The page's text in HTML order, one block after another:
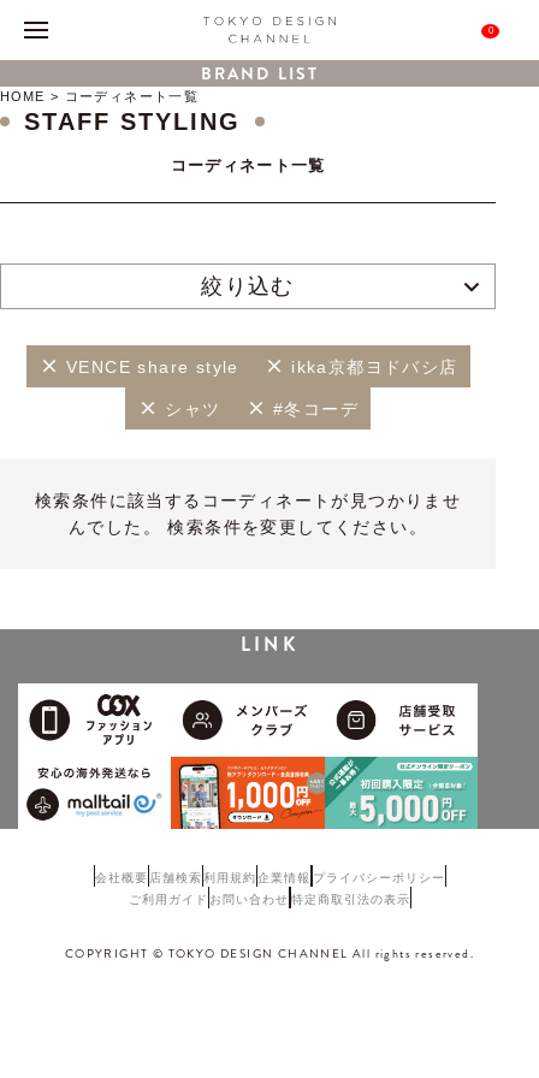
0
BRAND LIST
HOME コーディネート一覧
STAFF STYLING
コーディネート一覧
絞り込む
VENCE share style ikka京都ヨドバシ店
シャツ #冬コーデ
検索条件に該当するコーディネートが見つかりませ
んでした。 検索条件を変更してください。
LINK
会社概要 店舗検索利用規約企業情報 プライバシーポリシー
ご利用ガイド お問い合わせ 特定商取引法の表示
COPYRIGHT © TOKYO DESIGN CHANNEL All rights reserved.